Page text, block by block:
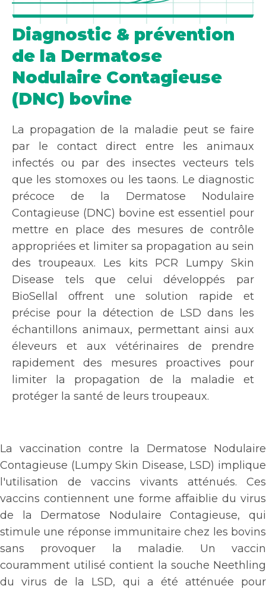
Diagnostic & prévention
de la Dermatose
Nodulaire Contagieuse
(DNC) bovine
La propagation de la maladie peut se faire
par le contact direct entre les animaux
infectés ou par des insectes vecteurs tels
que les stomoxes ou les taons. Le diagnostic
précoce de la Dermatose Nodulaire
Contagieuse (DNC) bovine est essentiel pour
mettre en place des mesures de contrôle
appropriées et limiter sa propagation au sein
des troupeaux. Les kits PCR Lumpy Skin
Disease tels que celui développés par
BioSellal offrent une solution rapide et
précise pour la détection de LSD dans les
échantillons animaux, permettant ainsi aux
éleveurs et aux vétérinaires de prendre
rapidement des mesures proactives pour
limiter la propagation de la maladie et
protéger la santé de leurs troupeaux.
La vaccination contre la Dermatose Nodulaire
Contagieuse (Lumpy Skin Disease, LSD) implique
l'utilisation de vaccins vivants atténués. Ces
vaccins contiennent une forme affaiblie du virus
de la Dermatose Nodulaire Contagieuse, qui
stimule une réponse immunitaire chez les bovins
sans provoquer la maladie. Un vaccin
couramment utilisé contient la souche Neethling
du virus de la LSD, qui a été atténuée pour